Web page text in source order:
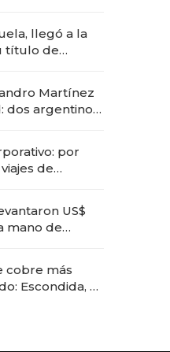
llegó a la
título de
Martínez
dos argentinos
por
de
experiencias
US$
mano de
cobre más
Escondida, el